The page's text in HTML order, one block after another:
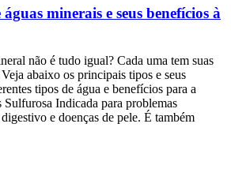
minerais e seus benefícios à
não é tudo igual? Cada uma tem suas
abaixo os principais tipos e seus
tipos de água e benefícios para a
Indicada para problemas
e doenças de pele. É também